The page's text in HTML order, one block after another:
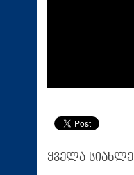
ყველა სიახლე